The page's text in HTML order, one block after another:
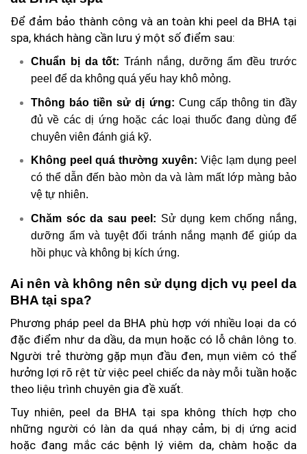
Để đảm bảo thành công và an toàn khi peel da BHA tại
spa, khách hàng cần lưu ý một số điểm sau:
Chuẩn bị da tốt: Tránh nắng, dưỡng ẩm đều trước
peel để da không quá yếu hay khô mỏng.
Thông báo tiền sử dị ứng: Cung cấp thông tin đầy
đủ về các dị ứng hoặc các loại thuốc đang dùng để
chuyên viên đánh giá kỹ.
Không peel quá thường xuyên: Việc lạm dụng peel
có thể dẫn đến bào mòn da và làm mất lớp màng bảo
vệ tự nhiên.
Chăm sóc da sau peel: Sử dụng kem chống nắng,
dưỡng ẩm và tuyệt đối tránh nắng mạnh để giúp da
hồi phục và không bị kích ứng.
Ai nên và không nên sử dụng dịch vụ peel da
BHA tại spa?
Phương pháp peel da BHA phù hợp với nhiều loại da có
đặc điểm như da dầu, da mụn hoặc có lỗ chân lông to.
Người trẻ thường gặp mụn đầu đen, mụn viêm có thể
hưởng lợi rõ rệt từ việc peel chiếc da này mỗi tuần hoặc
theo liệu trình chuyên gia đề xuất.
Tuy nhiên, peel da BHA tại spa không thích hợp cho
những người có làn da quá nhạy cảm, bị dị ứng acid
hoặc đang mắc các bệnh lý viêm da, chàm hoặc da